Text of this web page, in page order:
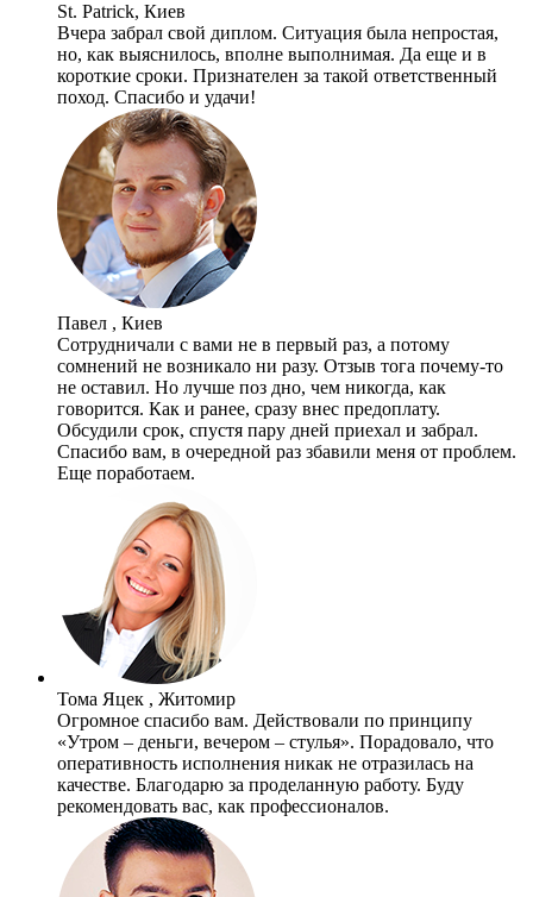
St. Patrick, Киев
Вчера забрал свой диплом. Ситуация была непростая,
но, как выяснилось, вполне выполнимая. Да еще и в
короткие сроки. Признателен за такой ответственный
поход. Спасибо и удачи!
Павел , Киев
Сотрудничали с вами не в первый раз, а потому
сомнений не возникало ни разу. Отзыв тога почему-то
не оставил. Но лучше поз дно, чем никогда, как
говорится. Как и ранее, сразу внес предоплату.
Обсудили срок, спустя пару дней приехал и забрал.
Спасибо вам, в очередной раз збавили меня от проблем.
Еще поработаем.
Тома Яцек , Житомир
Огромное спасибо вам. Действовали по принципу
«Утром – деньги, вечером – стулья». Порадовало, что
оперативность исполнения никак не отразилась на
качестве. Благодарю за проделанную работу. Буду
рекомендовать вас, как профессионалов.